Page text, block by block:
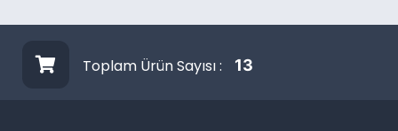
Toplam Ürün Sayısı : 13